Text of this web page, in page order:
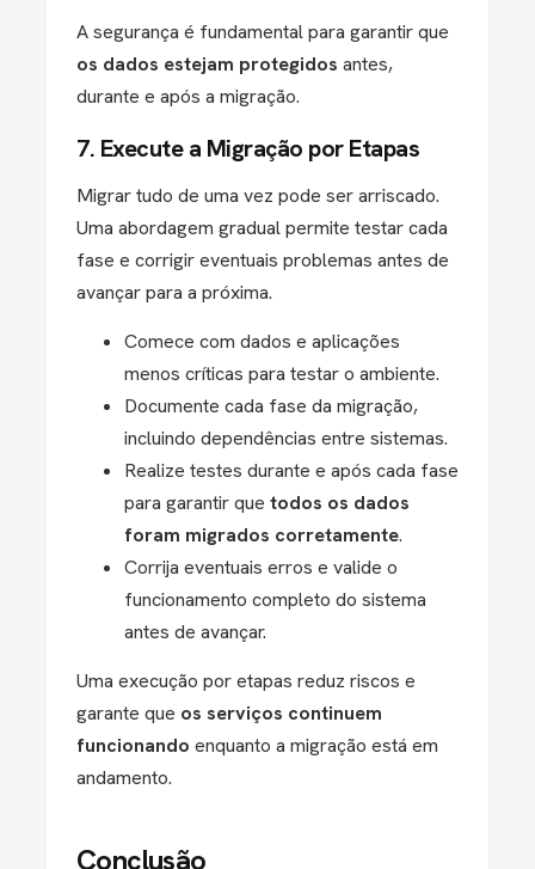
A segurança é fundamental para garantir que
os dados estejam protegidos antes,
durante e após a migração.
7. Execute a Migração por Etapas
Migrar tudo de uma vez pode ser arriscado.
Uma abordagem gradual permite testar cada
fase e corrigir eventuais problemas antes de
avançar para a próxima.
Comece com dados e aplicações
menos críticas para testar o ambiente.
Documente cada fase da migração,
incluindo dependências entre sistemas.
Realize testes durante e após cada fase
para garantir que todos os dados
foram migrados corretamente.
Corrija eventuais erros e valide o
funcionamento completo do sistema
antes de avançar.
Uma execução por etapas reduz riscos e
garante que os serviços continuem
funcionando enquanto a migração está em
andamento.
Conclusão